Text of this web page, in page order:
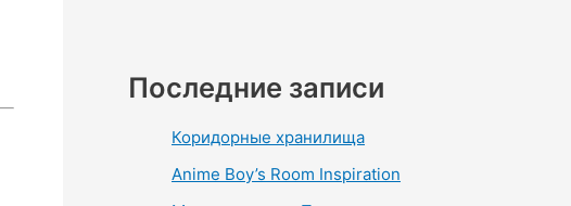
Последние записи
Коридорные хранилища
Anime Boy’s Room Inspiration